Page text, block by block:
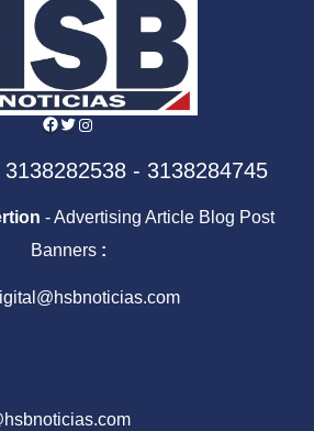
Facebook
Twitter
Instagram
- 3138284745
- Advertising Article Blog Post
Banners :